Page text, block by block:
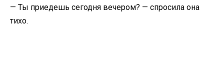
— Ты приедешь сегодня вечером? — спросила она
тихо.